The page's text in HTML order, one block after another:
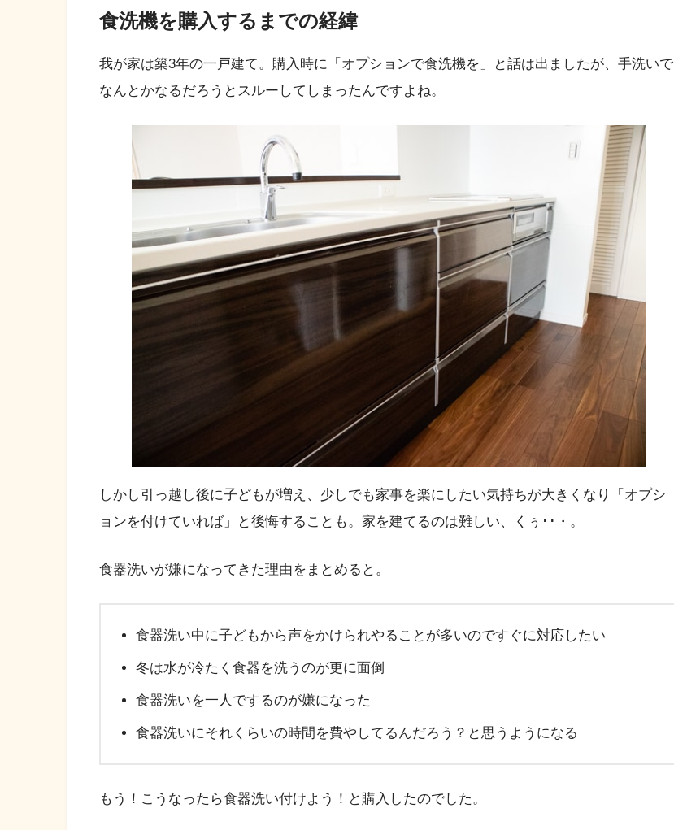
食洗機を購入するまでの経緯
我が家は築3年の一戸建て。購入時に「オプションで食洗機を」と話は出ましたが、手洗いで
なんとかなるだろうとスルーしてしまったんですよね。
しかし引っ越し後に子どもが増え、少しでも家事を楽にしたい気持ちが大きくなり「オプシ
ョンを付けていれば」と後悔することも。家を建てるのは難しい、くぅ･･・。
食器洗いが嫌になってきた理由をまとめると。
食器洗い中に子どもから声をかけられやることが多いのですぐに対応したい
冬は水が冷たく食器を洗うのが更に面倒
食器洗いを一人でするのが嫌になった
食器洗いにそれくらいの時間を費やしてるんだろう？と思うようになる
もう！こうなったら食器洗い付けよう！と購入したのでした。